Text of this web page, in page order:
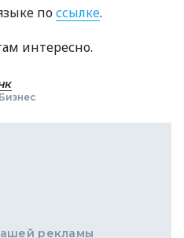
поссылке.
интересно.
рекламы